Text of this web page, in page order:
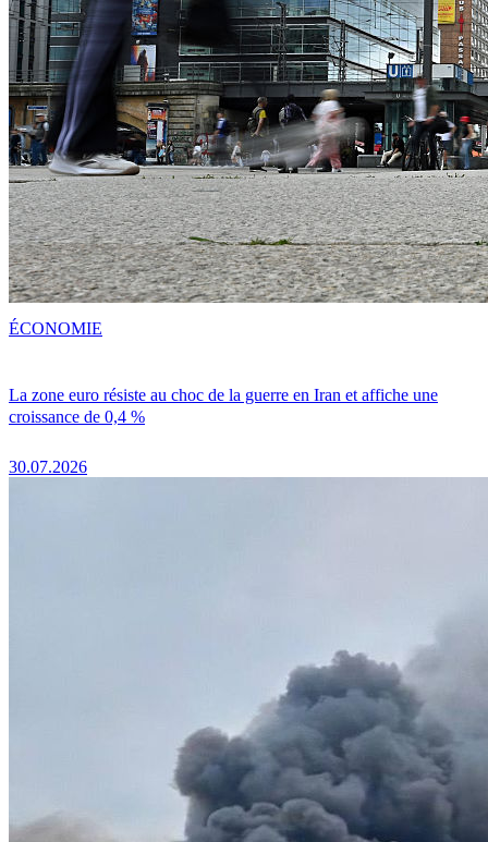
La zone euro résiste au choc de la guerre en Iran et affiche une
croissance de 0,4 %
30.07.2026
ÉCONOMIE